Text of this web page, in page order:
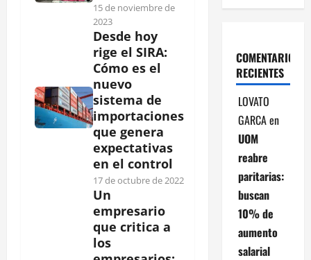
15 de noviembre de
2023
Desde hoy
rige el SIRA:
Cómo es el
nuevo
sistema de
importaciones
que genera
expectativas
en el control
17 de octubre de 2022
Un
empresario
que critica a
los
COMENTARIOS
RECIENTES
LOVATO
GARCAen
UOM
reabre
paritarias:
buscan
10% de
aumento
salarial